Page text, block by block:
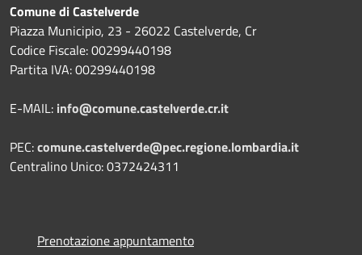
Comune di Castelverde
Piazza Municipio, 23 - 26022 Castelverde, Cr
Codice Fiscale: 00299440198
Partita IVA: 00299440198
E-MAIL: info@comune.castelverde.cr.it
PEC:comune.castelverde@pec.regione.lombardia.it
Centralino Unico: 0372424311
Prenotazione appuntamento